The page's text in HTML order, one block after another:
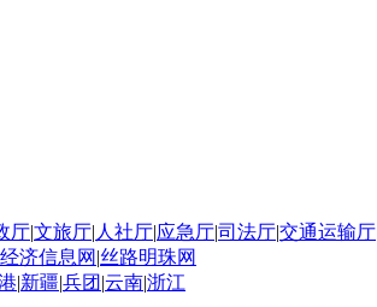
厅|文旅厅| 人社厅|应急厅|司法厅|交通运输厅
济信息网 |丝路明珠网
|新疆|兵团 |云南|浙江